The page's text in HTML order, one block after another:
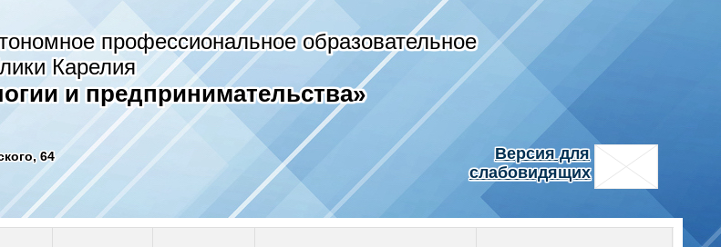
профессиональное образовательное
Карелия
и предпринимательства»
64
Версия для
слабовидящих